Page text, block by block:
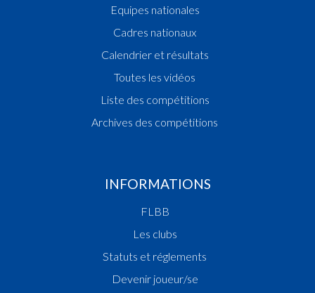
Equipes nationales
Cadres nationaux
Calendrier et résultats
Toutes les vidéos
Liste des compétitions
Archives des compétitions
INFORMATIONS
FLBB
Les clubs
Statuts et réglements
Devenir joueur/se